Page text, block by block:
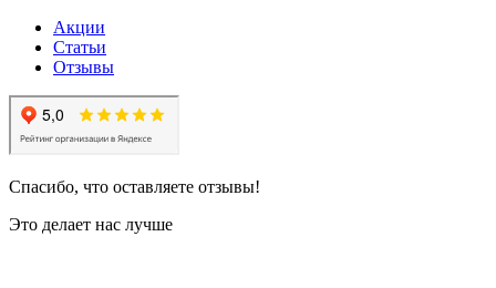
Акции
Статьи
Отзывы
Спасибо, что оставляете отзывы!
Это делает нас лучше